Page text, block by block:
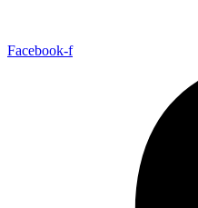
Facebook-f